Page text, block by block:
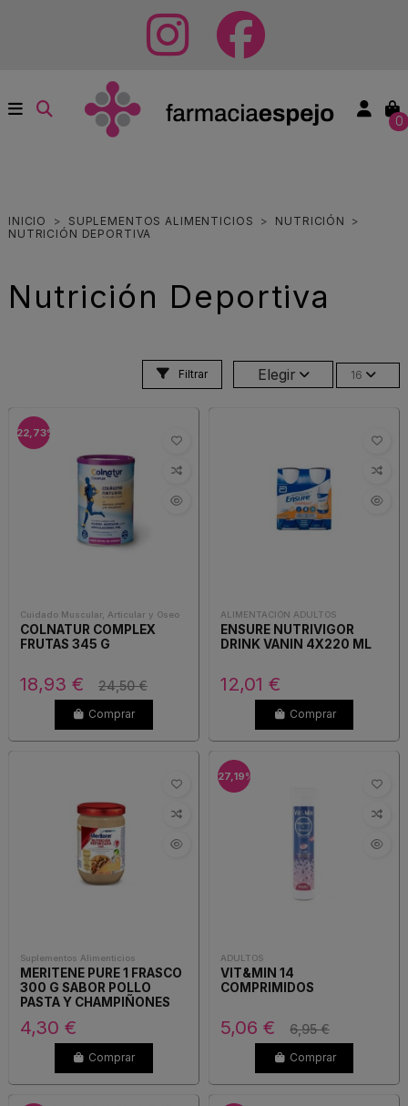
0
INICIO SUPLEMENTOS ALIMENTICIOS
NUTRICIÓN
NUTRICIÓN DEPORTIVA
Nutrición Deportiva
Filtrar Elegir 16
-22,73%
Cuidado Muscular, Articular y Oseo
COLNATUR COMPLEX
FRUTAS 345 G
18,93 € 24,50 €
Comprar
ALIMENTACIÓN ADULTOS
ENSURE NUTRIVIGOR
DRINK VANIN 4X220 ML
12,01 €
Comprar
Suplementos Alimenticios
MERITENE PURE 1 FRASCO
300 G SABOR POLLO
PASTA Y CHAMPIÑONES
4,30 €
Comprar
-27,19%
ADULTOS
VIT&MIN 14
COMPRIMIDOS
5,06 € 6,95 €
Comprar